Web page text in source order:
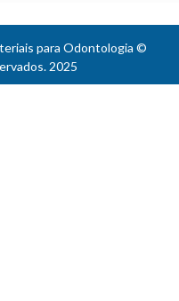
para Odontologia ©
2025